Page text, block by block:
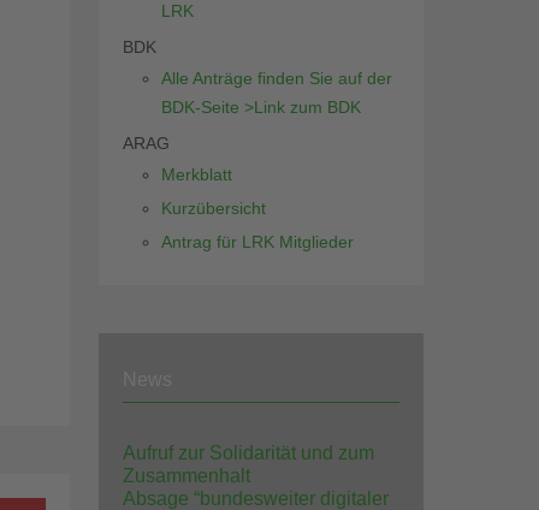
LRK
BDK
Alle Anträge finden Sie auf der
BDK-Seite >Link zum BDK
ARAG
Merkblatt
Kurzübersicht
Antrag für LRK Mitglieder
Aufruf zur Solidarität und zum
Zusammenhalt
Absage “bundesweiter digitaler